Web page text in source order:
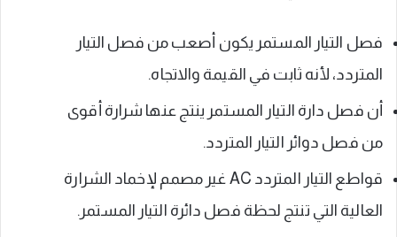
فصل التيار المستمر يكون أصعب من فصل التيار
المتردد، لأنه ثابت في القيمة والاتجاه.
أن فصل دارة التيار المستمر ينتج عنها شرارة أقوى
من فصل دوائر التيار المتردد.
قواطع التيار المتردد AC غير مصمم لإخماد الشرارة
العالية التي تنتج لحظة فصل دائرة التيار المستمر.